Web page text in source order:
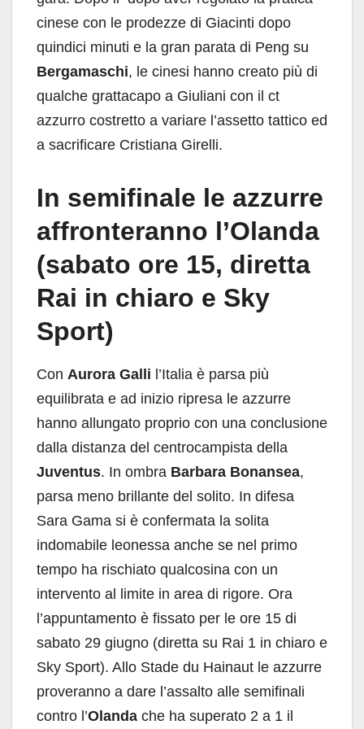
cinese con le prodezze di Giacinti dopo
quindici minuti e la gran parata di Peng su
Bergamaschi, le cinesi hanno creato più di
qualche grattacapo a Giuliani con il ct
azzurro costretto a variare l’assetto tattico ed
a sacrificare Cristiana Girelli.
In semifinale le azzurre
affronteranno l’Olanda
(sabato ore 15, diretta
Rai in chiaro e Sky
Sport)
Con Aurora Galli l’Italia è parsa più
equilibrata e ad inizio ripresa le azzurre
hanno allungato proprio con una conclusione
dalla distanza del centrocampista della
Juventus. In ombra Barbara Bonansea,
parsa meno brillante del solito. In difesa
Sara Gama si è confermata la solita
indomabile leonessa anche se nel primo
tempo ha rischiato qualcosina con un
intervento al limite in area di rigore. Ora
l’appuntamento è fissato per le ore 15 di
sabato 29 giugno (diretta su Rai 1 in chiaro e
Sky Sport). Allo Stade du Hainaut le azzurre
proveranno a dare l’assalto alle semifinali
contro l’Olanda che ha superato 2 a 1 il